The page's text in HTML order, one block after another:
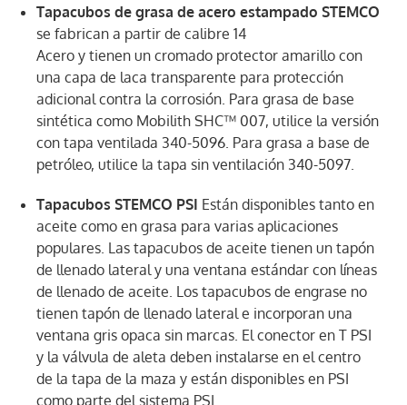
Tapacubos de grasa de acero estampado STEMCO
se fabrican a partir de calibre 14
Acero y tienen un cromado protector amarillo con
una capa de laca transparente para protección
adicional contra la corrosión. Para grasa de base
sintética como Mobilith SHC™ 007, utilice la versión
con tapa ventilada 340-5096. Para grasa a base de
petróleo, utilice la tapa sin ventilación 340-5097.
Tapacubos STEMCO PSI Están disponibles tanto en
aceite como en grasa para varias aplicaciones
populares. Las tapacubos de aceite tienen un tapón
de llenado lateral y una ventana estándar con líneas
de llenado de aceite. Los tapacubos de engrase no
tienen tapón de llenado lateral e incorporan una
ventana gris opaca sin marcas. El conector en T PSI
y la válvula de aleta deben instalarse en el centro
de la tapa de la maza y están disponibles en PSI
como parte del sistema PSI.